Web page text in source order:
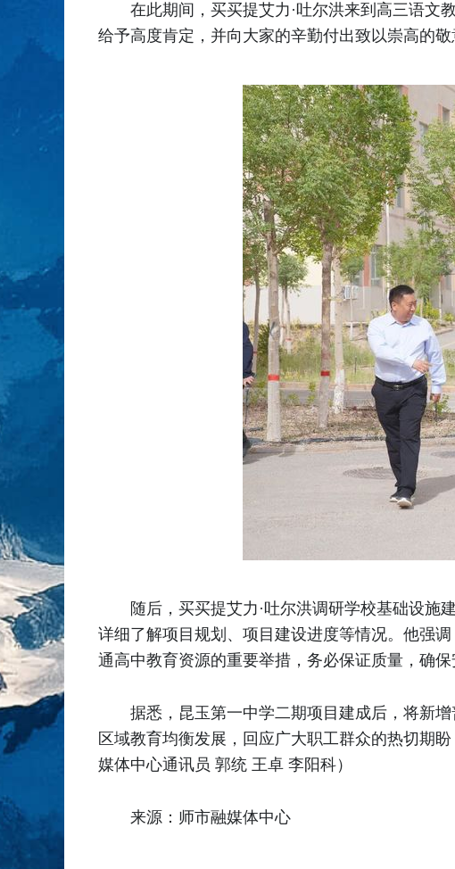
在此期间，买买提艾力·吐尔洪来到高三语文
给予高度肯定，并向大家的辛勤付出致以崇高的敬
随后，买买提艾力·吐尔洪调研学校基础设施
详细了解项目规划、项目建设进度等情况。他强
通高中教育资源的重要举措，务必保证质量，确保
据悉，昆玉第一中学二期项目建成后，将新
区域教育均衡发展，回应广大职工群众的热切期
媒体中心通讯员 郭统 王卓 李阳科）
来源：师市融媒体中心